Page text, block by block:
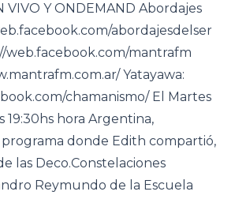
VIVO Y ONDEMAND Abordajes
abordajesdelser
web.facebook.com/mantrafm
Yatayawa:
chamanismo/ El Martes
19:30hs hora Argentina,
donde Edith compartió,
las Deco.Constelaciones
Reymundo de la Escuela